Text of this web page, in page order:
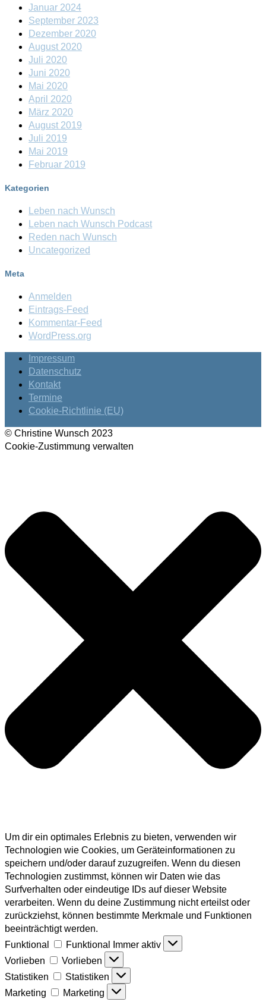
Januar 2024
September 2023
Dezember 2020
August 2020
Juli 2020
Juni 2020
Mai 2020
April 2020
März 2020
August 2019
Juli 2019
Mai 2019
Februar 2019
Kategorien
Leben nach Wunsch
Leben nach Wunsch Podcast
Reden nach Wunsch
Uncategorized
Meta
Anmelden
Eintrags-Feed
Kommentar-Feed
WordPress.org
Impressum
Datenschutz
Kontakt
Termine
Cookie-Richtlinie (EU)
© Christine Wunsch 2023
Cookie-Zustimmung verwalten
Um dir ein optimales Erlebnis zu bieten, verwenden wir
Technologien wie Cookies, um Geräteinformationen zu
speichern und/oder darauf zuzugreifen. Wenn du diesen
Technologien zustimmst, können wir Daten wie das
Surfverhalten oder eindeutige IDs auf dieser Website
verarbeiten. Wenn du deine Zustimmung nicht erteilst oder
zurückziehst, können bestimmte Merkmale und Funktionen
beeinträchtigt werden.
Funktional
Funktional
Immer aktiv
Vorlieben
Vorlieben
Statistiken
Statistiken
Marketing
Marketing